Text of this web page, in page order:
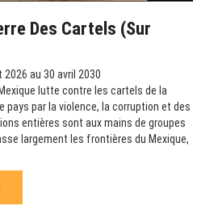
Des Cartels (sur
2026 au 30 avril 2030
lutte contre les cartels de la
pays par la violence, la corruption et des
entières sont aux mains de groupes
largement les frontières du Mexique,